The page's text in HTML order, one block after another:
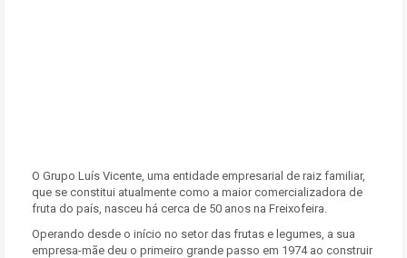
O Grupo Luís Vicente, uma entidade empresarial de raiz familiar,
que se constitui atualmente como a maior comercializadora de
fruta do país, nasceu há cerca de 50 anos na Freixofeira.
Operando desde o início no setor das frutas e legumes, a sua
empresa-mãe deu o primeiro grande passo em 1974 ao construir